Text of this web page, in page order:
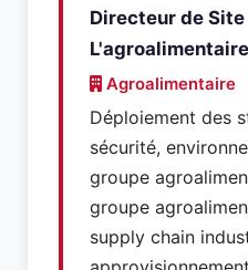
Directeur de Site
Agroalimentaire
Déploiement des
sécurité,
groupe
groupe
supply chain